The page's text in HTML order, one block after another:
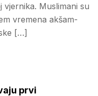
Muslimani su
vremena akšam-
[…]
prvi